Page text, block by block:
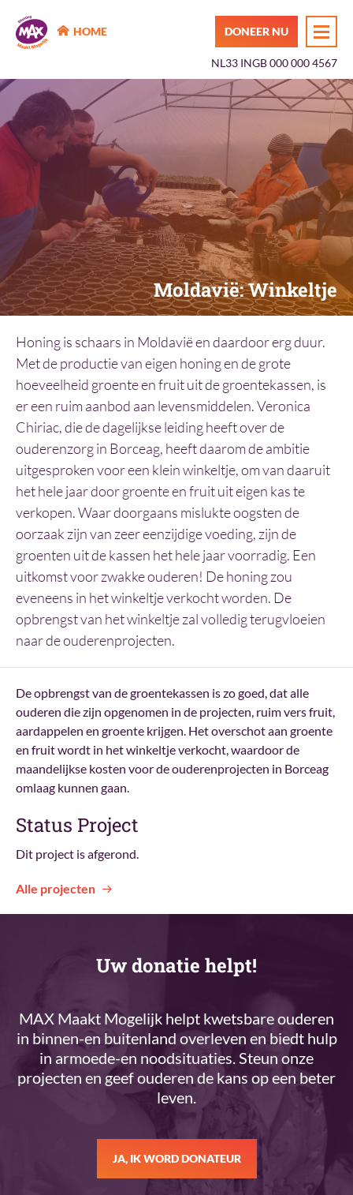
MAX Maakt Mogelijk
HOME DONEER NU
NL33 INGB 000 000 4567
Moldavië: Winkeltje
Honing is schaars in Moldavië en daardoor erg duur.
Met de productie van eigen honing en de grote
hoeveelheid groente en fruit uit de groentekassen, is
er een ruim aanbod aan levensmiddelen. Veronica
Chiriac, die de dagelijkse leiding heeft over de
ouderenzorg in Borceag, heeft daarom de ambitie
uitgesproken voor een klein winkeltje, om van daaruit
het hele jaar door groente en fruit uit eigen kas te
verkopen. Waar doorgaans mislukte oogsten de
oorzaak zijn van zeer eenzijdige voeding, zijn de
groenten uit de kassen het hele jaar voorradig. Een
uitkomst voor zwakke ouderen! De honing zou
eveneens in het winkeltje verkocht worden. De
opbrengst van het winkeltje zal volledig terugvloeien
naar de ouderenprojecten.
De opbrengst van de groentekassen is zo goed, dat alle
ouderen die zijn opgenomen in de projecten, ruim vers fruit,
aardappelen en groente krijgen. Het overschot aan groente
en fruit wordt in het winkeltje verkocht, waardoor de
maandelijkse kosten voor de ouderenprojecten in Borceag
omlaag kunnen gaan.
Status Project
Dit project is afgerond.
Alle projecten
Uw donatie helpt!
MAX Maakt Mogelijk helpt kwetsbare ouderen
in binnen-en buitenland overleven en biedt hulp
in armoede-en noodsituaties. Steun onze
projecten en geef ouderen de kans op een beter
leven.
JA, IK WORD DONATEUR